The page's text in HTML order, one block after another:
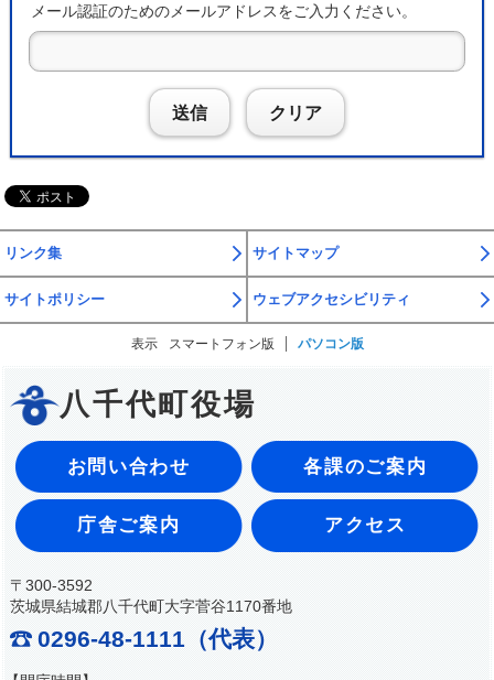
メール認証のためのメールアドレスをご入力ください。
送信 クリア
リンク集 サイトマップ
サイトポリシー ウェブアクセシビリティ
表示 スマートフォン版 パソコン版
八千代町役場
お問い合わせ 各課のご案内
庁舎ご案内 アクセス
〒300-3592
茨城県結城郡八千代町大字菅谷1170番地
0296-48-1111（代表）